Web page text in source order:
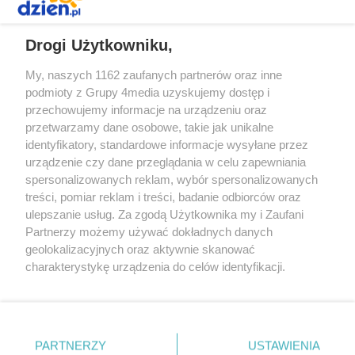
Redakcja Reklama Prywatność
Praca Łódź
the:protocol
Facebook.com
Youtube.com
Drogi Użytkowniku,
My, naszych 1162 zaufanych partnerów oraz inne
podmioty z Grupy 4media uzyskujemy dostęp i
przechowujemy informacje na urządzeniu oraz
przetwarzamy dane osobowe, takie jak unikalne
identyfikatory, standardowe informacje wysyłane przez
urządzenie czy dane przeglądania w celu zapewniania
spersonalizowanych reklam, wybór spersonalizowanych
treści, pomiar reklam i treści, badanie odbiorców oraz
ulepszanie usług. Za zgodą Użytkownika my i Zaufani
Partnerzy możemy używać dokładnych danych
geolokalizacyjnych oraz aktywnie skanować
charakterystykę urządzenia do celów identyfikacji.
zmienić/wycofać klikając przycisk ustawień prywatności
PARTNERZY USTAWIENIA